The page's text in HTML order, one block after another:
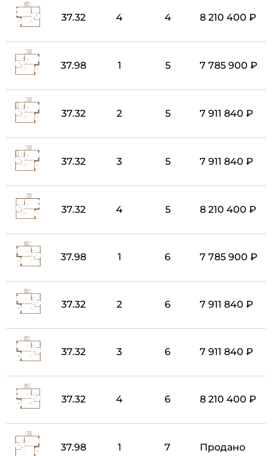
37.32 4 4 8 210 400 ₽
37.98 1 5 7 785 900 ₽
37.32 2 5 7 911 840 ₽
37.32 3 5 7 911 840 ₽
37.32 4 5 8 210 400 ₽
37.98 1 6 7 785 900 ₽
37.32 2 6 7 911 840 ₽
37.32 3 6 7 911 840 ₽
37.32 4 6 8 210 400 ₽
37.98 1 7 Продано